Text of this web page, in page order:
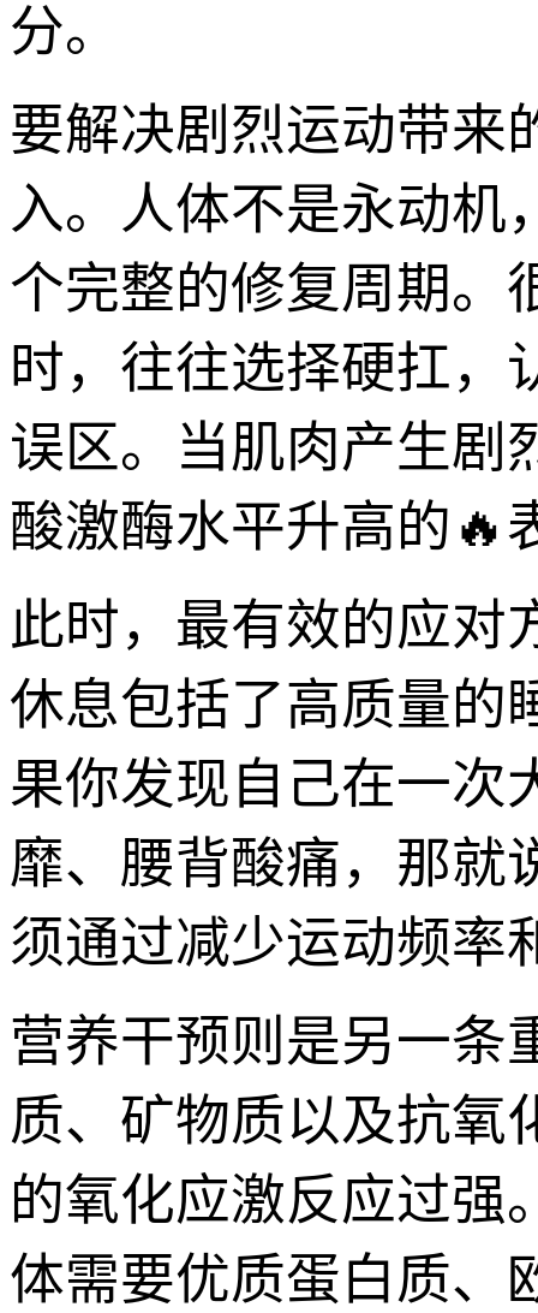
分。
要解决剧烈运动带来
入。人体不是永动机
个完整的修复周期。
时，往往选择硬扛，
误区。当肌肉产生剧
酸激酶水平升高的🔥
此时，最有效的应对
休息包括了高质量的
果你发现自己在一次
靡、腰背酸痛，那就
须通过减少运动频率
营养干预则是另一条
质、矿物质以及抗氧
的氧化应激反应过强
体需要优质蛋白质、